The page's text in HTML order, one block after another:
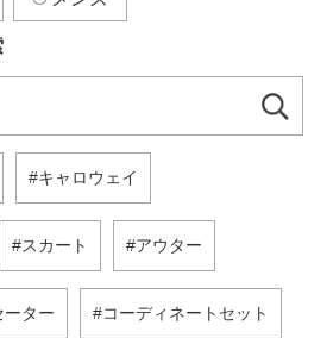
キャロウェイ
スカート アウター
ーター コーディネートセット